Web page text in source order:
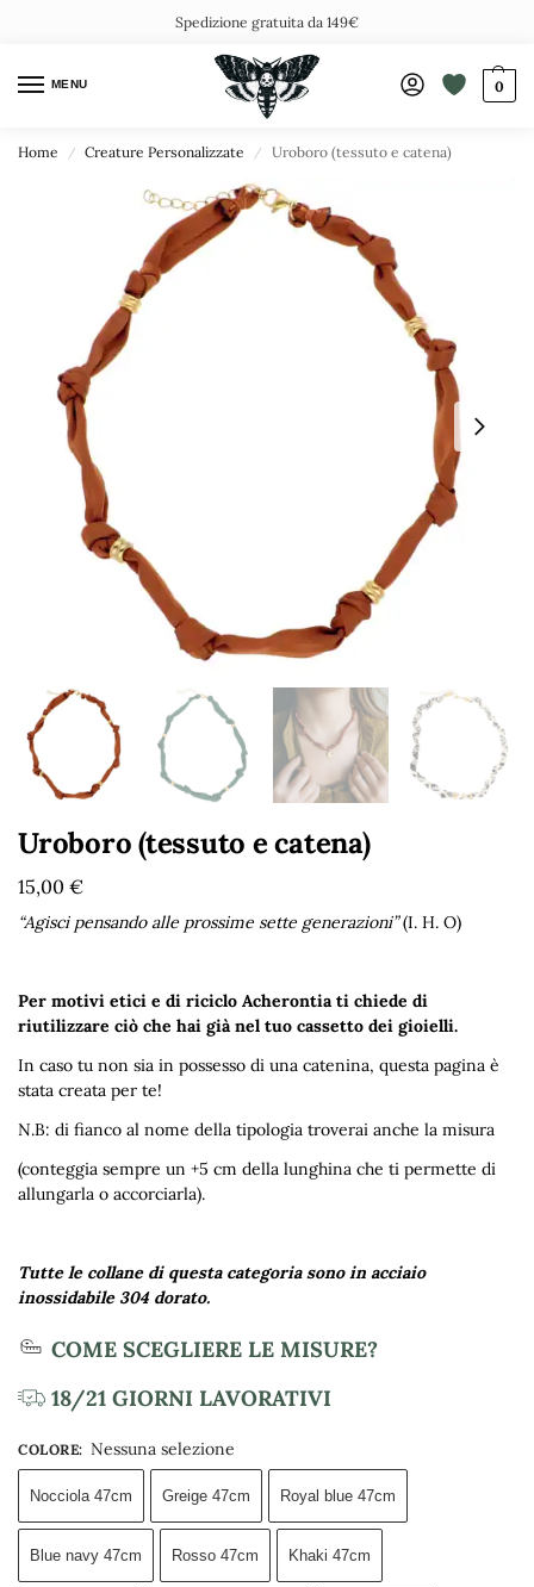
Spedizione gratuita da 149€
MENU 0
Home / Creature Personalizzate / Uroboro (tessuto e catena)
Uroboro (tessuto e catena)
15,00 €
“Agisci pensando alle prossime sette generazioni”(I. H. O)
Per motivi etici e di riciclo Acherontia ti chiede di
riutilizzare ciò che hai già nel tuo cassetto dei gioielli.
In caso tu non sia in possesso di una catenina, questa pagina è
stata creata per te!
N.B: di fianco al nome della tipologia troverai anche la misura
(conteggia sempre un +5 cm della lunghina che ti permette di
allungarla o accorciarla).
Tutte le collane di questa categoria sono in acciaio
inossidabile 304 dorato.
COME SCEGLIERE LE MISURE?
18/21 GIORNI LAVORATIVI
COLORE: Nessuna selezione
Nocciola 47cm Greige 47cm Royal blue 47cm
Blue navy 47cm Rosso 47cm Khaki 47cm